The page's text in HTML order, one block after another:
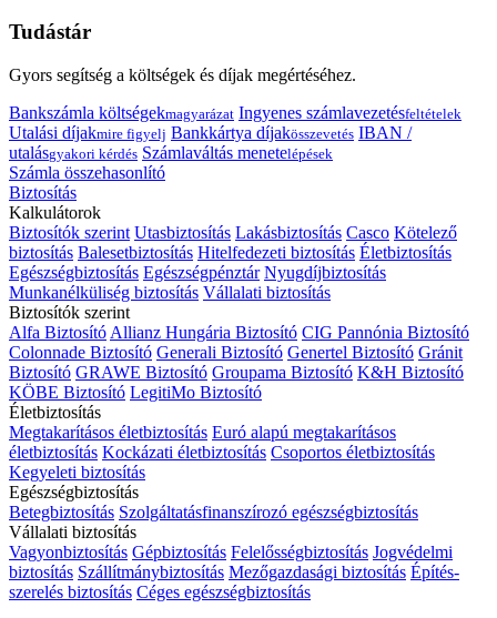
Tudástár
Gyors segítség a költségek és díjak megértéséhez.
Bankszámla költségekmagyarázat Ingyenes számlavezetésfeltételek
Utalási díjakmire figyelj Bankkártya díjakösszevetés IBAN /
utalásgyakori kérdés Számlaváltás menetelépések
Számla összehasonlító
Biztosítás
Kalkulátorok
Biztosítók szerint Utasbiztosítás Lakásbiztosítás Casco Kötelező
biztosítás Balesetbiztosítás Hitelfedezeti biztosítás Életbiztosítás
Egészségbiztosítás Egészségpénztár Nyugdíjbiztosítás
Munkanélküliség biztosítás Vállalati biztosítás
Biztosítók szerint
Alfa Biztosító Allianz Hungária Biztosító CIG Pannónia Biztosító
Colonnade Biztosító Generali Biztosító Genertel Biztosító Gránit
Biztosító GRAWE Biztosító Groupama Biztosító K&H Biztosító
KÖBE Biztosító LegitiMo Biztosító
Életbiztosítás
Megtakarításos életbiztosítás Euró alapú megtakarításos
életbiztosítás Kockázati életbiztosítás Csoportos életbiztosítás
Kegyeleti biztosítás
Egészségbiztosítás
Betegbiztosítás Szolgáltatásfinanszírozó egészségbiztosítás
Vállalati biztosítás
Vagyonbiztosítás Gépbiztosítás Felelősségbiztosítás Jogvédelmi
biztosítás Szállítmánybiztosítás Mezőgazdasági biztosítás Építés-
szerelés biztosítás Céges egészségbiztosítás